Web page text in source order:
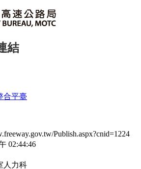
結
合平臺
Publish.aspx?cnid=1224
02:44:46
人力科